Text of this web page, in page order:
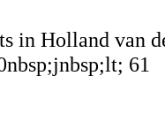
in Holland van
61